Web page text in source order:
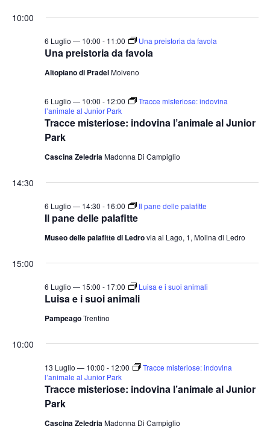
for
Luglio
2026
i
c
i
s
v
a
e
t
v
i
o
e
d
10:00
Una preistoria da favola
6 Luglio — 10:00 - 11:00 Una preistoria da favola
Altopiano di PradelMolveno
Tracce misteriose: indovina l’animale al Junior
Park
6 Luglio — 10:00 - 12:00
Tracce misteriose: indovina
l’animale al Junior Park
Cascina ZeledriaMadonna Di Campiglio
14:30
Il pane delle palafitte
6 Luglio — 14:30 - 16:00 Il pane delle palafitte
Museo delle palafitte di Ledrovia al Lago, 1, Molina di Ledro
15:00
Luisa e i suoi animali
6 Luglio — 15:00 - 17:00 Luisa e i suoi animali
PampeagoTrentino
10:00
Tracce misteriose: indovina l’animale al Junior
Park
13 Luglio — 10:00 - 12:00
Tracce misteriose: indovina
l’animale al Junior Park
Cascina ZeledriaMadonna Di Campiglio